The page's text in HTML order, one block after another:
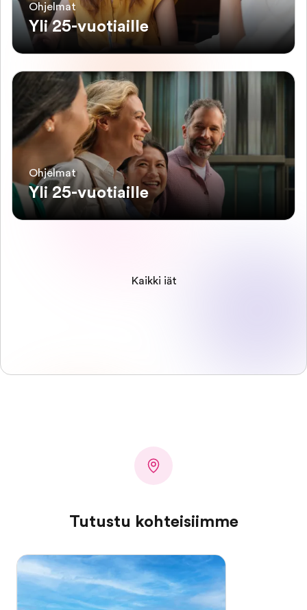
Ohjelmat
Yli 25-vuotiaille
Ohjelmat
Yli 25-vuotiaille
Kaikki iät
Tutustu kohteisiimme